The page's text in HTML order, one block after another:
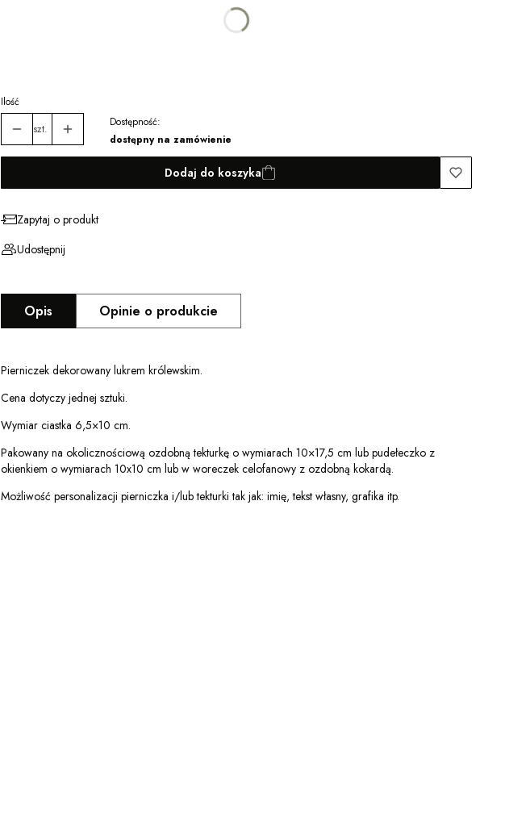
Ilość
szt.
Dostępność:
dostępny na zamówienie
Dodaj do koszyka
Zapytaj o produkt
Udostępnij
Opis Opinie o produkcie
Pierniczek dekorowany lukrem królewskim.
Cena dotyczy jednej sztuki.
Wymiar ciastka 6,5×10 cm.
Pakowany na okolicznościową ozdobną tekturkę o wymiarach 10×17,5 cm lub pudełeczko z
okienkiem o wymiarach 10x10 cm lub w woreczek celofanowy z ozdobną kokardą.
Możliwość personalizacji pierniczka i/lub tekturki tak jak: imię, tekst własny, grafika itp.